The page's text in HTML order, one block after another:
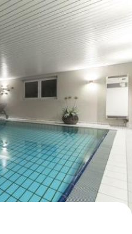
Auf der Karte anzeigen